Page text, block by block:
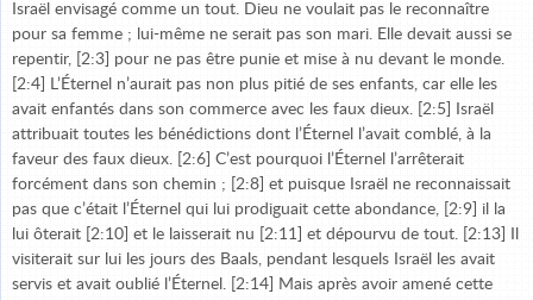
Israël envisagé comme un tout. Dieu ne voulait pas le reconnaître
pour sa femme ; lui-même ne serait pas son mari. Elle devait aussi se
repentir, [2:3] pour ne pas être punie et mise à nu devant le monde.
[2:4] L’Éternel n’aurait pas non plus pitié de ses enfants, car elle les
avait enfantés dans son commerce avec les faux dieux. [2:5] Israël
attribuait toutes les bénédictions dont l’Éternel l’avait comblé, à la
faveur des faux dieux. [2:6] C’est pourquoi l’Éternel l’arrêterait
forcément dans son chemin ; [2:8] et puisque Israël ne reconnaissait
pas que c’était l’Éternel qui lui prodiguait cette abondance, [2:9] il la
lui ôterait [2:10] et le laisserait nu [2:11] et dépourvu de tout. [2:13] Il
visiterait sur lui les jours des Baals, pendant lesquels Israël les avait
servis et avait oublié l’Éternel. [2:14] Mais après avoir amené cette